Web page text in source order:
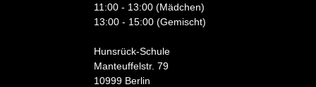
11:00 - 13:00 (Mädchen)
13:00 - 15:00 (Gemischt)
Hunsrück-Schule
Manteuffelstr. 79
10999 Berlin